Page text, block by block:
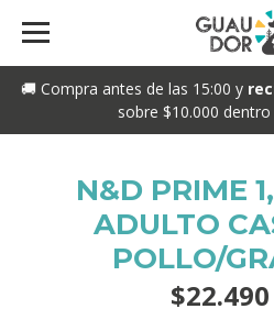
🚚 Compra antes de las 15:00 y
sobre $10.000
N&D PRIME
ADULTO
POLLO/
$22.490